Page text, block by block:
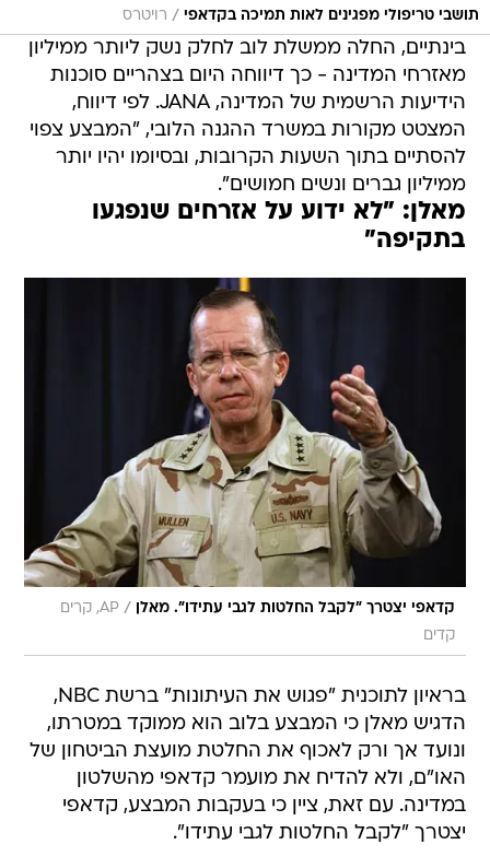
תושבי טריפולי מפגינים לאות תמיכה בקדאפי / רויטרס
בינתיים, החלה ממשלת לוב לחלק נשק ליותר ממיליון
מאזרחי המדינה - כך דיווחה היום בצהריים סוכנות
הידיעות הרשמית של המדינה, JANA. לפי דיווח,
המצטט מקורות במשרד ההגנה הלובי, "המבצע צפוי
להסתיים בתוך השעות הקרובות, ובסיומו יהיו יותר
ממיליון גברים ונשים חמושים".
מאלן: "לא ידוע על אזרחים שנפגעו
בתקיפה"
קדאפי יצטרך "לקבל החלטות לגבי עתידו". מאלן /
AP, קרים
קדים
בראיון לתוכנית "פגוש את העיתונות" ברשת NBC,
הדגיש מאלן כי המבצע בלוב הוא ממוקד במטרתו,
ונועד אך ורק לאכוף את החלטת מועצת הביטחון של
האו"ם, ולא להדיח את מועמר קדאפי מהשלטון
במדינה. עם זאת, ציין כי בעקבות המבצע, קדאפי
יצטרך "לקבל החלטות לגבי עתידו".